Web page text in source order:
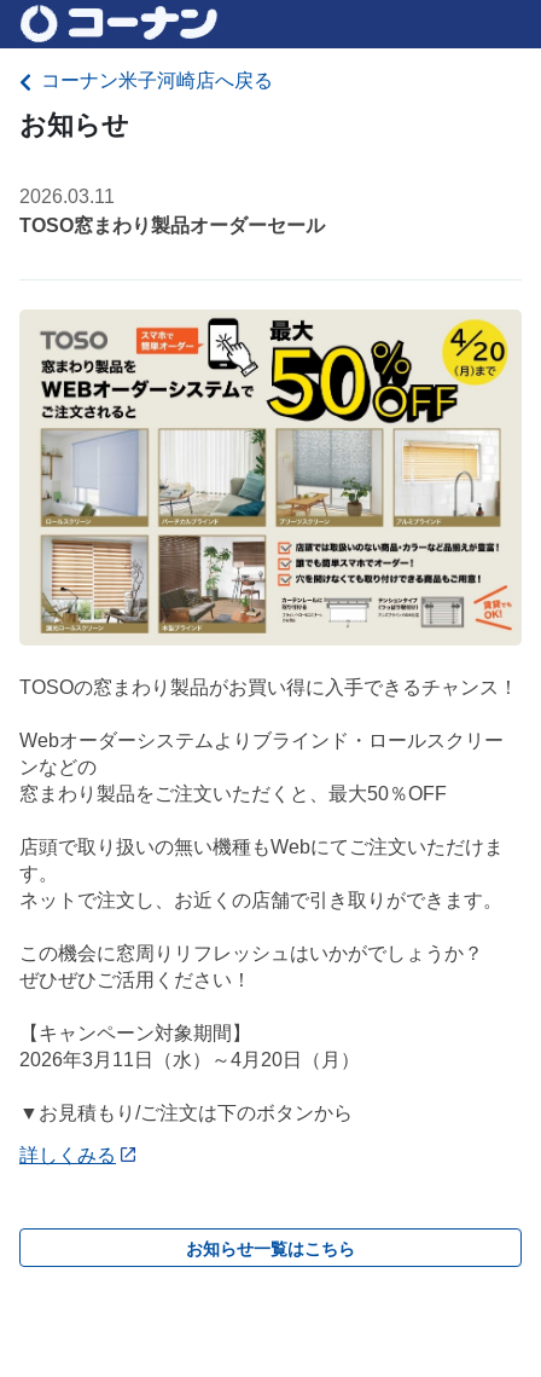
コーナン米子河崎店へ戻る
お知らせ
2026.03.11
TOSO窓まわり製品オーダーセール
TOSOの窓まわり製品がお買い得に入手できるチャンス！
Webオーダーシステムよりブラインド・ロールスクリー
ンなどの
窓まわり製品をご注文いただくと、最大50％OFF
店頭で取り扱いの無い機種もWebにてご注文いただけま
す。
ネットで注文し、お近くの店舗で引き取りができます。
この機会に窓周りリフレッシュはいかがでしょうか？
ぜひぜひご活用ください！
【キャンペーン対象期間】
2026年3月11日（水）～4月20日（月）
▼お見積もり/ご注文は下のボタンから
詳しくみる
お知らせ一覧はこちら